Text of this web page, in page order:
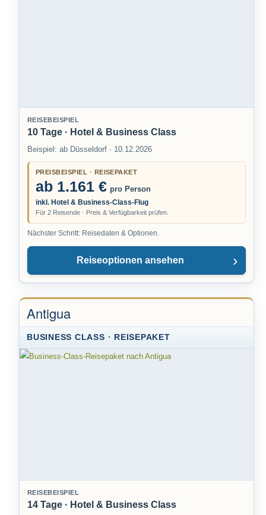
REISEBEISPIEL
10 Tage · Hotel & Business Class
Beispiel: ab Düsseldorf · 10.12.2026
PREISBEISPIEL · REISEPAKET
ab 1.161 € pro Person
inkl. Hotel & Business-Class-Flug
Für 2 Reisende · Preis & Verfügbarkeit prüfen.
Nächster Schritt: Reisedaten & Optionen.
Reiseoptionen ansehen
Antigua
BUSINESS CLASS · REISEPAKET
REISEBEISPIEL
14 Tage · Hotel & Business Class